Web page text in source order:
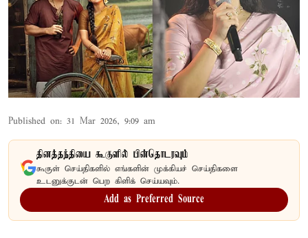
Published on: 31 Mar 2026, 9:09 am
தினத்தந்தியை கூகுளில் பின்தொடரவும்
கூகுள் செய்திகளில் எங்களின் முக்கியச் செய்திகளை
உடனுக்குடன் பெற கிளிக் செய்யவும்.
Add as Preferred Source